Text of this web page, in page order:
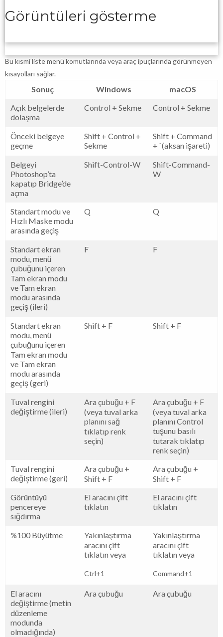
Görüntüleri gösterme
Bu kısmi liste menü komutlarında veya araç ipuçlarında görünmeyen
kısayolları sağlar.
Sonuç Windows
macOS
Açık belgelerde
dolaşma
Control + Sekme Control + Sekme
Önceki belgeye
geçme
Shift + Control +
Sekme
Shift + Command
+ `(aksan işareti)
Belgeyi
Photoshop’ta
kapatıp Bridge’de
açma
Shift-Control-W
Shift-Command-
W
Standart modu ve
Hızlı Maske modu
arasında geçiş
Q Q
Standart ekran
modu, menü
çubuğunu içeren
Tam ekran modu
ve Tam ekran
modu arasında
geçiş (ileri)
F F
Standart ekran
modu, menü
çubuğunu içeren
Tam ekran modu
ve Tam ekran
modu arasında
geçiş (geri)
Shift + F Shift + F
Tuval rengini
değiştirme (ileri)
Ara çubuğu + F
(veya tuval arka
planını sağ
tıklatıp renk
seçin)
Ara çubuğu + F
(veya tuval arka
planını Control
tuşunu basılı
tutarak tıklatıp
renk seçin)
Tuval rengini
değiştirme (geri)
Ara çubuğu +
Shift + F
Ara çubuğu +
Shift + F
Görüntüyü
pencereye
sığdırma
El aracını çift
tıklatın
El aracını çift
tıklatın
%100 Büyütme
Yakınlaştırma
aracını çift
tıklatın veya
Ctrl+1
Yakınlaştırma
aracını çift
tıklatın veya
Command+1
El aracını
değiştirme (metin
düzenleme
modunda
olmadığında)
Ara çubuğu Ara çubuğu